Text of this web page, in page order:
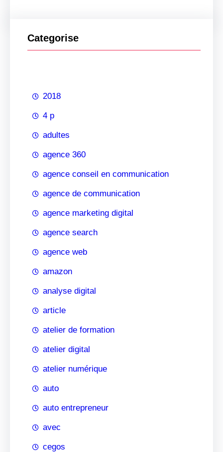
Categorise
2018
4 p
adultes
agence 360
agence conseil en communication
agence de communication
agence marketing digital
agence search
agence web
amazon
analyse digital
article
atelier de formation
atelier digital
atelier numérique
auto
auto entrepreneur
avec
cegos